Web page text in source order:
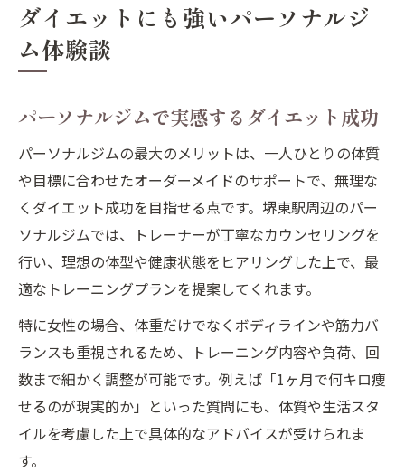
ダイエットにも強いパーソナルジ
ム体験談
パーソナルジムで実感するダイエット成功
パーソナルジムの最大のメリットは、一人ひとりの体質
や目標に合わせたオーダーメイドのサポートで、無理な
くダイエット成功を目指せる点です。堺東駅周辺のパー
ソナルジムでは、トレーナーが丁寧なカウンセリングを
行い、理想の体型や健康状態をヒアリングした上で、最
適なトレーニングプランを提案してくれます。
特に女性の場合、体重だけでなくボディラインや筋力バ
ランスも重視されるため、トレーニング内容や負荷、回
数まで細かく調整が可能です。例えば「1ヶ月で何キロ痩
せるのが現実的か」といった質問にも、体質や生活スタ
イルを考慮した上で具体的なアドバイスが受けられま
す。